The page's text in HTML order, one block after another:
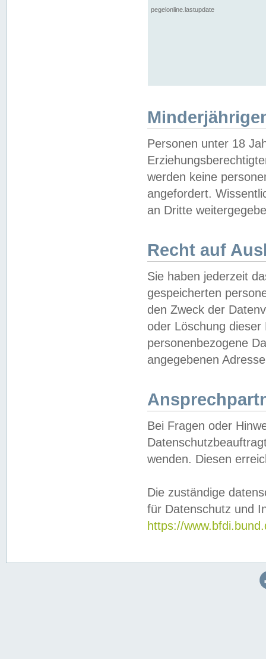
pegelonline.lastupdate
Personen unter 18
werden keine
angefordert.
an Dritte
Recht auf
Sie haben jederzeit
gespeicherten
den Zweck der
oder Löschung
personenbezogene
angegebenen
Bei Fragen oder
wenden. Diesen
Die zuständige
für Datenschutz und
https://